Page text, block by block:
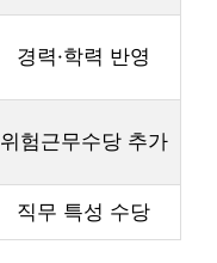
경력·학력 반영
위험근무수당 추가
직무 특성 수당